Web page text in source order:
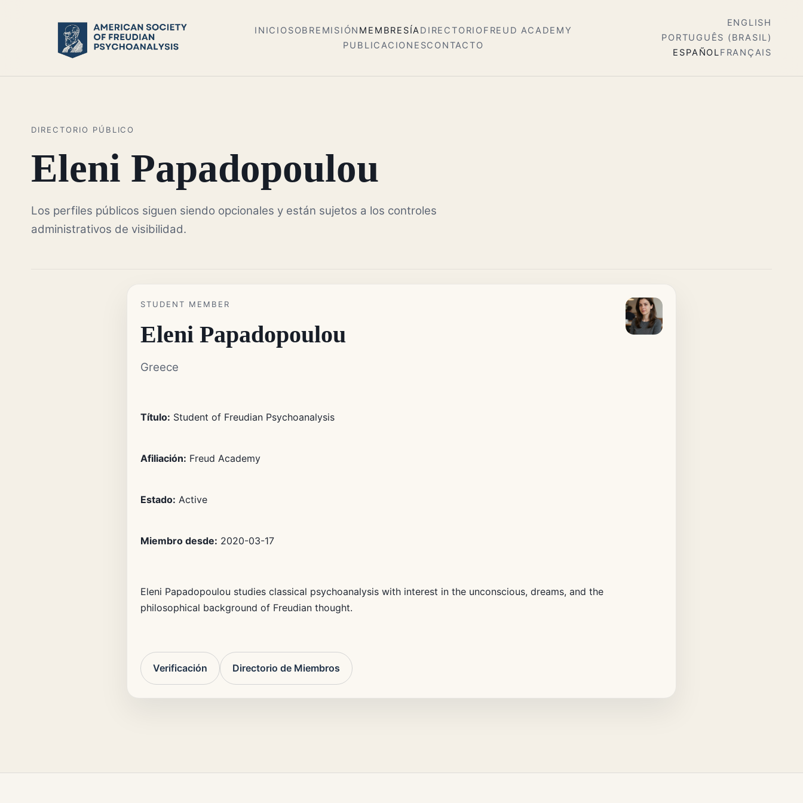
INICIOSOBRE MISIÓN MEMBRESÍADIRECTORIOFREUD ACADEMY
PUBLICACIONESCONTACTO
ENGLISH
PORTUGUÊS (BRASIL)
ESPAÑOLFRANÇAIS
DIRECTORIO PÚBLICO
Eleni Papadopoulou
Los perfiles públicos siguen siendo opcionales y están sujetos a los controles
administrativos de visibilidad.
STUDENT MEMBER
Eleni Papadopoulou
Greece
Título: Student of Freudian Psychoanalysis
Afiliación: Freud Academy
Estado: Active
Miembro desde: 2020-03-17
Eleni Papadopoulou studies classical psychoanalysis with interest in the unconscious, dreams, and the
philosophical background of Freudian thought.
Verificación Directorio de Miembros